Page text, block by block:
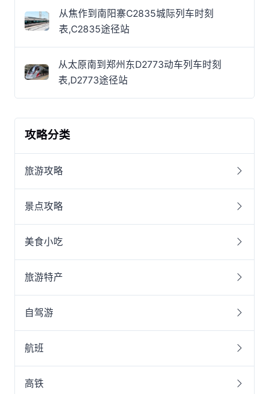
从焦作到南阳寨C2835城际列车时刻
表,C2835途径站
从太原南到郑州东D2773动车列车时刻
表,D2773途径站
攻略分类
旅游攻略
景点攻略
美食小吃
旅游特产
自驾游
航班
高铁